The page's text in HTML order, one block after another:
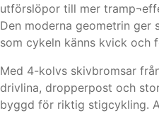
utförslöpor till mer
Den moderna geometrin
som cykeln känns kvick och
Med 4-kolvs skivbromsar
drivlina, dropperpost och
byggd för riktig stigcykling.